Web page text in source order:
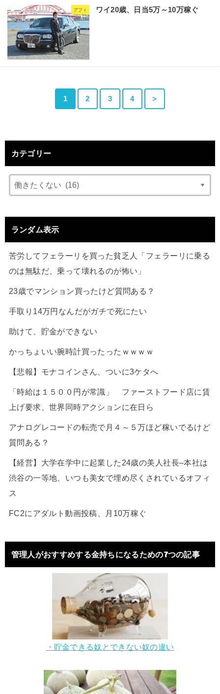
アフィ ワイ20歳、日当5万～10万稼ぐ
1 2 3 4 >
カテゴリー
ランダム表示
苦労してフェラーリを買った貧乏人「フェラーリに乗る
のは無駄だ、乗って壊れるのが怖い」
23歳でマンション買ったけど質問ある？
手取り14万円なんだがガチで死にたい
助けて、貯金ができない
かっちょいい腕時計買ったったｗｗｗｗ
【悲報】モナコインさん、ついに3ケタへ
「時給は１５００円が常識」 ファーストフード店に賃
上げ要求、世界同時アクションに在日ら
アナログレコードの転売で月４～５万ほど稼いでるけど
質問ある？
【経営】大学在学中に起業した24歳の美人社長–本社は
渋谷の一等地、いつも美女で埋め尽くされているオフィ
ス
FC2にアダルト動画投稿、月10万稼ぐ
管理人がおすすめする金持ちになるための7つの記事
・貯金できる奴とできない奴の違い